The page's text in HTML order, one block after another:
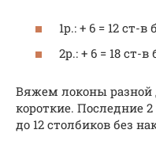
1р.: + 6 = 12 ст-в
2р.: + 6 = 18 ст-в
Вяжем локоны
короткие. Последние
до 12 столбиков без